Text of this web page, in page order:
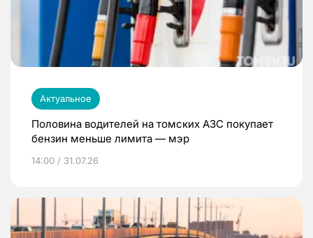
Актуальное
Половина водителей на томских АЗС покупает
бензин меньше лимита — мэр
14:00 / 31.07.26